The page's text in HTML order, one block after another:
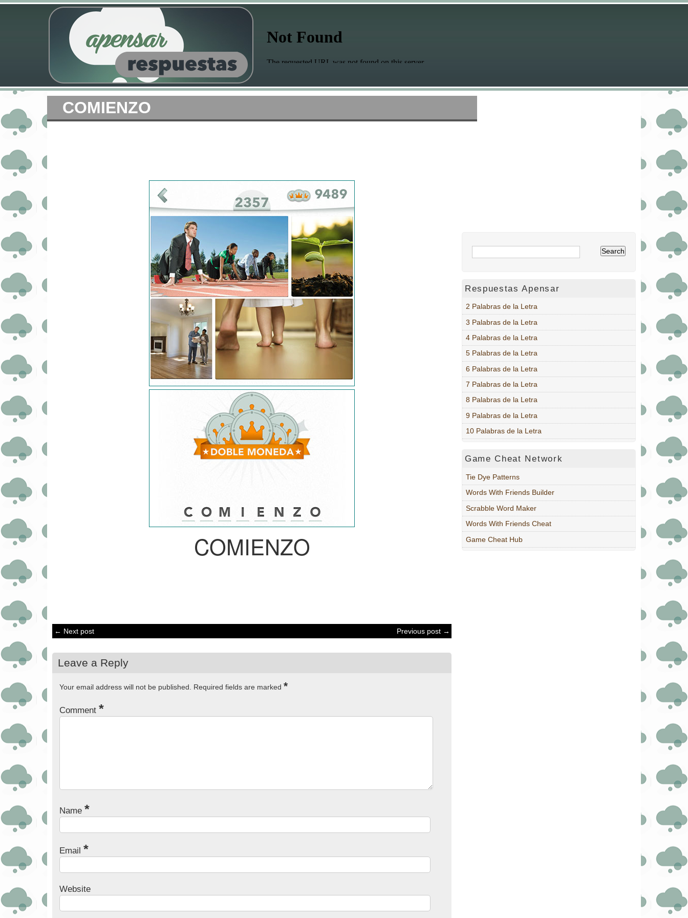
COMIENZO
COMIENZO
← Next post Previous post →
Leave a Reply
Your email address will not be published. Required fields are marked *
Comment *
Name *
Email *
Website
Respuestas Apensar
2 Palabras de la Letra
3 Palabras de la Letra
4 Palabras de la Letra
5 Palabras de la Letra
6 Palabras de la Letra
7 Palabras de la Letra
8 Palabras de la Letra
9 Palabras de la Letra
10 Palabras de la Letra
Game Cheat Network
Tie Dye Patterns
Words With Friends Builder
Scrabble Word Maker
Words With Friends Cheat
Game Cheat Hub